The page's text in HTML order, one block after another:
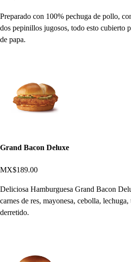
Preparado con 100% pechuga de pollo,
dos pepinillos jugosos, todo esto cubierto
de papa.
Grand Bacon Deluxe
MX$189.00
Deliciosa Hamburguesa Grand Bacon
carnes de res, mayonesa, cebolla,
derretido.